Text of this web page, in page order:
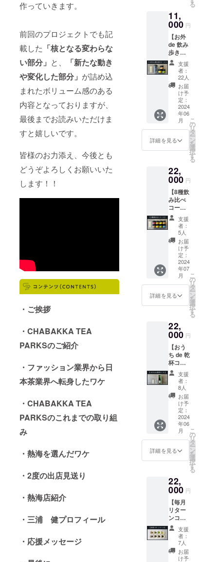
作っていきます。
前回のプロジェクトでも記
載した 「核となる変わらな
い部分」 と、
「新たな動き
や変化した部分」 が詰め込
まれたボリューム感のある
内容となっておりますが、
最後までお読みいただけま
すと嬉しいです。
皆様のお力添え、今後とも
どうぞよろしくお願いいた
します！！
・ご挨拶
・CHABAKKA TEA
PARKSのご紹介
・ファッション業界から日
本茶業界へ転身したワケ
・CHABAKKA TEA
PARKSのこれまでの取り組
み
・熱海を選んだワケ
・2度の出店見送り
・熱海店紹介
・三浦 健プロフィール
・応援メッセージ
した商品や
サービスを
国内外に発
信する。
得なチ
ケット
です。
◎【ca
mpfire
限定】
CHABA
KKA
TEA
PARKS
BRAND
BOOK
デジタ
ルデー
タ
2027年
4月30日
⇒熱海
店・鎌
倉店両
店舗で
使用可
能のド
リンク
チケッ
ト。 す
べての
ドリン
クが対
象とな
てもお
得なチ
◎【ca
mpfire
限定】
CHABA
KKA
TEA
PARKS
BRAND
BOOK
デジタ
ルデー
ンダム
で2種類
fire限定
品種1種
類を
チョイ
スさせ
ていた
だきま
す。 ※
原材料
及び添
加物等
の食品
表示は
お届け
されま
す。 商
品開封
前には
必ずお
届けの
リター
ンに貼
付され
たラベ
ルや注
意書き
をご確
認くだ
さい。
セット
の
ト 有
効期
限：
2027年
4月30日
⇒熱海
店・鎌
倉店両
店舗で
使用可
能のド
リンク
チケッ
ト。 す
クが対
象とな
得なチ
ケット
です。
◎【ca
mpfire
限定】
CHABA
KKA
TEA
PARKS
カップ
とシン
グルオ
リジン
30g×3
品種を
組み合
わせた
特別な
セッ
ト。 ※
シング
ルオリ
ジンは
全17品
種の中
からラ
で2種類
fire限定
品種1種
チョイ
スさせ
ていた
だきま
す。 ※
原材料
及び添
加物等
の食品
表示は
お届け
商品の
ラベル
に表記
前には
必ずお
届けの
リター
ンに貼
付され
たラベ
ルや注
意書き
をご確
認くだ
さい。
◎5枚1
セット
チケッ
ト 有
2027年
4月30日
⇒熱海
店・鎌
倉店両
店舗で
使用可
能のド
リンク
チケッ
る
11,
000 円
【お外
de 飲み
歩き
コー
ス】 ◎
クリア
タンブ
ラー&日
本茶
セット
（オリ
ジナル
茶缶
付） ⇒
ロゴ入
ラーと
シング
ルオリ
ジン
30g×3
品種を
組み合
わせた
セッ
ト。 ※
シング
ルオリ
ジンは
全17品
種の中
からラ
ンダム
品種1種
類を
スさせ
ていた
だきま
す。 ※
原材料
及び添
加物等
の食品
表示は
お届け
商品の
ラベル
に表記
されま
必ずお
届けの
リター
ンに貼
付され
たラベ
ルや注
意書き
をご確
認くだ
さい。
支援
者：
22人
お届
け予
定：
2024
年06
月
詳細を見る
こ
の
リ
タ
ー
ン
を
選
択
す
る
22,
000 円
【8種飲
み比べ
コー
ス】 ◎
シング
ルオリ
ジン茶
30g×8
品種
（オリ
ジナル
茶缶
付） ⇒
全17品
ンダム
で8種類
チョイ
スさせ
ていた
だきま
す。 ※
原材料
及び添
加物等
の食品
表示は
お届け
商品の
ラベル
に表記
されま
必ずお
届けの
ンに貼
付され
たラベ
ルや注
意書き
をご確
認くだ
さい。
支援
者：
5人
お届
け予
定：
2024
年07
月
詳細を見る
こ
の
リ
タ
ー
ン
を
選
択
す
る
22,
000 円
【おう
ち de 乾
杯コー
ス】 ◎
ボトリ
ング
ティー
（ノン
アル
コー
ル）
500ml×
1本
⇒Cam
pfireプ
定の狭
山茶高
級ボト
リング
ティー
（CHA
BAKKA
×池乃屋
園コラ
ボ）と
ロゴ入
支援
者：
8人
お届
け予
定：
2024
年06
月
詳細を見る
こ
の
リ
タ
ー
ン
を
選
択
す
る
22,
000 円
【毎月
リター
ンコー
ス】 ◎
シング
ルオリ
ジン茶
支援
者：
7人
お届
け予